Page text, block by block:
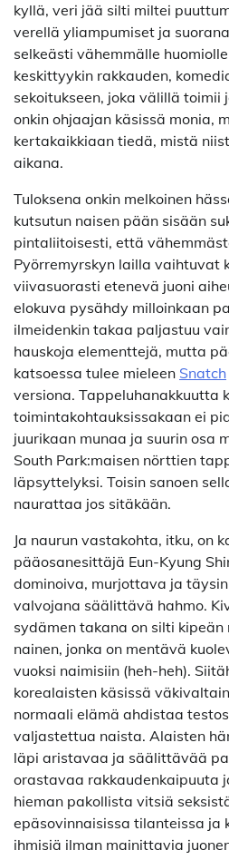
kyllä, veri jää silti miltei
verellä yliampumiset ja
selkeästi vähemmälle
keskittyykin rakkauden,
sekoitukseen, joka välillä toimii
onkin ohjaajan käsissä monia,
kertakaikkiaan tiedä, mistä
aikana.
Tuloksena onkin melkoinen
kutsutun naisen pään sisään
pintaliitoisesti, että
Pyörremyrskyn lailla vaihtuvat
viivasuorasti etenevä juoni
elokuva pysähdy milloinkaan
ilmeidenkin takaa paljastuu
hauskoja elementtejä, mutta
katsoessa tulee mieleen Snatch
versiona. Tappeluhanakkuutta
toimintakohtauksissakaan ei
juurikaan munaa ja suurin osa
South Park:maisen nörttien
läpsyttelyksi. Toisin sanoen
naurattaa jos sitäkään.
Ja naurun vastakohta, itku, on
pääosanesittäjä Eun-Kyung
dominoiva, murjottava ja
valvojana säälittävä hahmo.
sydämen takana on silti kipeän
nainen, jonka on mentävä
vuoksi naimisiin (heh-heh).
korealaisten käsissä
normaali elämä ahdistaa
valjastettua naista. Alaisten
läpi aristavaa ja säälittävää
orastavaa rakkaudenkaipuuta
hieman pakollista vitsiä
epäsovinnaisissa tilanteissa ja
ihmisiä ilman mainittavia